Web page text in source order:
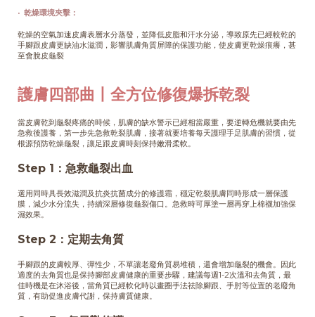
· 乾燥環境夾擊：
乾燥的空氣加速皮膚表層水分蒸發，並降低皮脂和汗水分泌，導致原先已經較乾的
手腳跟皮膚更缺油水滋潤，影響肌膚角質屏障的保護功能，使皮膚更乾燥痕癢，甚
至會脫皮龜裂
護膚四部曲丨全方位修復爆拆乾裂
當皮膚乾到龜裂疼痛的時候，肌膚的缺水警示已經相當嚴重，要逆轉危機就要由先
急救後護養，第一步先急救乾裂肌膚，接著就要培養每天護理手足肌膚的習慣，從
根源預防乾燥龜裂，讓足跟皮膚時刻保持嫩滑柔軟。
Step 1：急救龜裂出血
選用同時具長效滋潤及抗炎抗菌成分的修護霜，穩定乾裂肌膚同時形成一層保護
膜，減少水分流失，持續深層修復龜裂傷口。急救時可厚塗一層再穿上棉襪加強保
濕效果。
Step 2：定期去角質
手腳跟的皮膚較厚、彈性少，不單讓老廢角質易堆積，還會增加龜裂的機會。因此
適度的去角質也是保持腳部皮膚健康的重要步驟，建議每週1-2次溫和去角質，最
佳時機是在沐浴後，當角質已經軟化時以畫圈手法祛除腳跟、手肘等位置的老廢角
質，有助促進皮膚代謝，保持膚質健康。